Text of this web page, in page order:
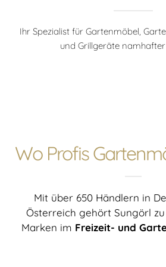
Ihr Spezialist für Gartenmöbel,
und Grillgeräte namhafter
Wo Profis
Mit über 650 Händlern in
Österreich gehört Sungörl
Marken im Freizeit- und